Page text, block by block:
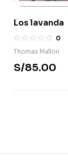
Los lavanda
0
Thomas Mallon
S/85.00